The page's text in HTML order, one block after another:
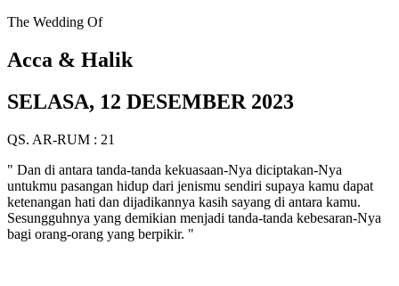
The Wedding Of
Acca & Halik
SELASA, 12 DESEMBER 2023
QS. AR-RUM : 21
" Dan di antara tanda-tanda kekuasaan-Nya diciptakan-Nya
untukmu pasangan hidup dari jenismu sendiri supaya kamu dapat
ketenangan hati dan dijadikannya kasih sayang di antara kamu.
Sesungguhnya yang demikian menjadi tanda-tanda kebesaran-Nya
bagi orang-orang yang berpikir. "